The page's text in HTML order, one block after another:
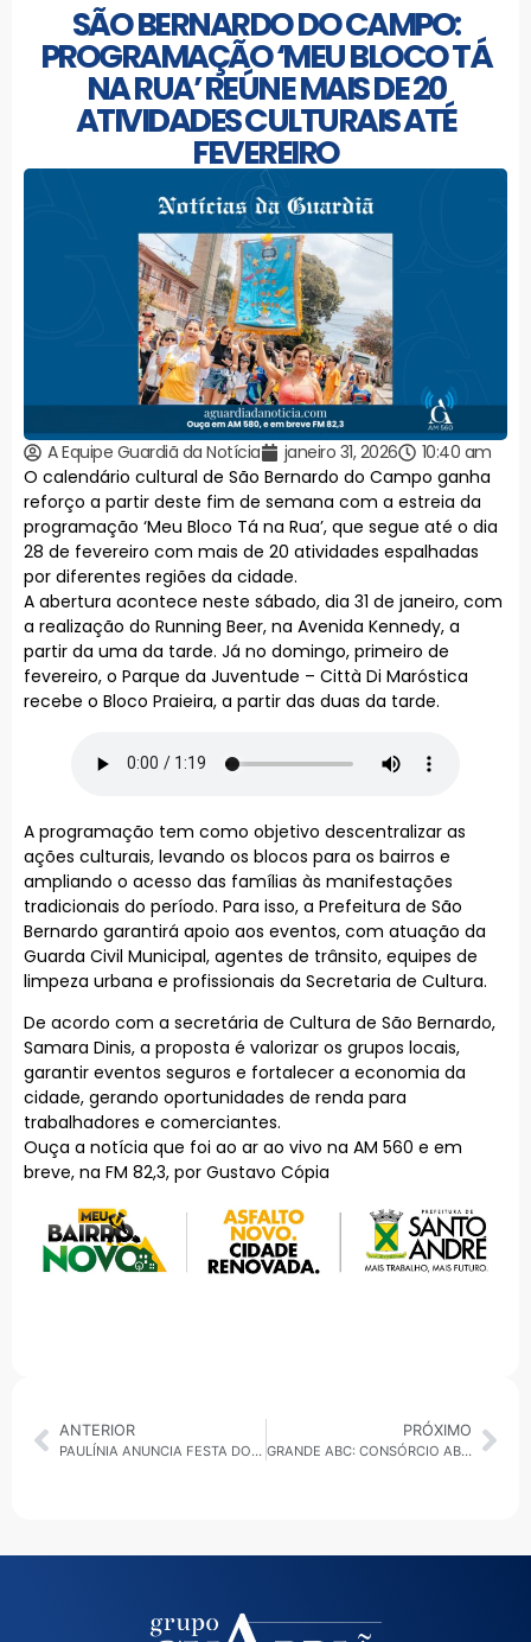
SÃO BERNARDO DO CAMPO:
PROGRAMAÇÃO ‘MEU BLOCO TÁ
NA RUA’ REÚNE MAIS DE 20
ATIVIDADES CULTURAIS ATÉ
FEVEREIRO
A Equipe Guardiã da Notícia janeiro 31, 2026
10:40 am
O calendário cultural de São Bernardo do Campo ganha
reforço a partir deste fim de semana com a estreia da
programação ‘Meu Bloco Tá na Rua’, que segue até o dia
28 de fevereiro com mais de 20 atividades espalhadas
por diferentes regiões da cidade.
A abertura acontece neste sábado, dia 31 de janeiro, com
a realização do Running Beer, na Avenida Kennedy, a
partir da uma da tarde. Já no domingo, primeiro de
fevereiro, o Parque da Juventude – Città Di Maróstica
recebe o Bloco Praieira, a partir das duas da tarde.
A programação tem como objetivo descentralizar as
ações culturais, levando os blocos para os bairros e
ampliando o acesso das famílias às manifestações
tradicionais do período. Para isso, a Prefeitura de São
Bernardo garantirá apoio aos eventos, com atuação da
Guarda Civil Municipal, agentes de trânsito, equipes de
limpeza urbana e profissionais da Secretaria de Cultura.
De acordo com a secretária de Cultura de São Bernardo,
Samara Dinis, a proposta é valorizar os grupos locais,
garantir eventos seguros e fortalecer a economia da
cidade, gerando oportunidades de renda para
trabalhadores e comerciantes.
Ouça a notícia que foi ao ar ao vivo na AM 560 e em
breve, na FM 82,3, por Gustavo Cópia
ANTERIOR
PAULÍNIA ANUNCIA FESTA DO PEÃO 2026 COM RODEIO, SHOWS E ATRAÇÕES PARA TODA A FAMÍLIA
PRÓXIMO
GRANDE ABC: CONSÓRCIO ABC INICIA ELABORAÇÃO DE NOVO PLANO REGIONAL DE DRENAGEM